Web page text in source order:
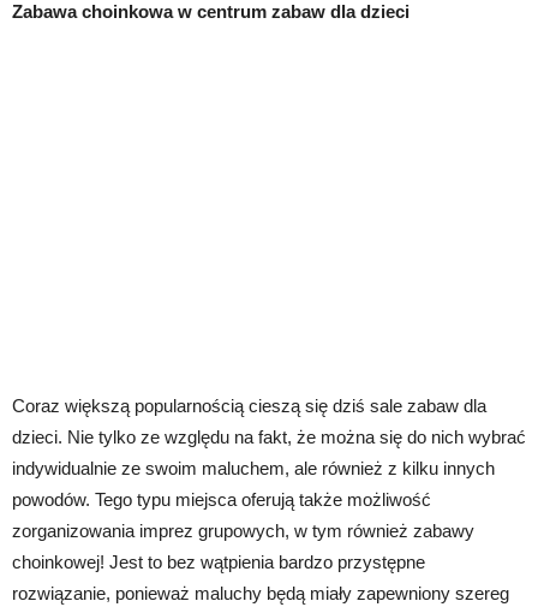
Zabawa choinkowa w centrum zabaw dla dzieci
Coraz większą popularnością cieszą się dziś sale zabaw dla
dzieci. Nie tylko ze względu na fakt, że można się do nich wybrać
indywidualnie ze swoim maluchem, ale również z kilku innych
powodów. Tego typu miejsca oferują także możliwość
zorganizowania imprez grupowych, w tym również zabawy
choinkowej! Jest to bez wątpienia bardzo przystępne
rozwiązanie, ponieważ maluchy będą miały zapewniony szereg